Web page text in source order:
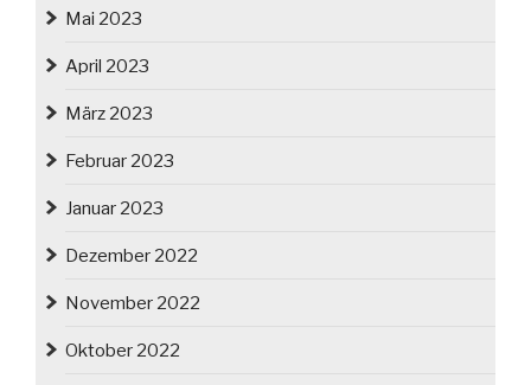
Mai 2023
April 2023
März 2023
Februar 2023
Januar 2023
Dezember 2022
November 2022
Oktober 2022